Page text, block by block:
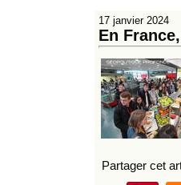
17 janvier 2024
En
Partager cet